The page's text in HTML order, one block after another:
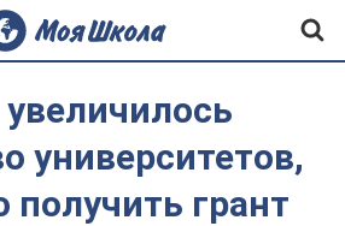
университетов,
грант